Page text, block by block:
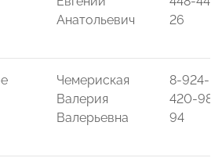
Анатольевич
26
Чемериская
Валерия
Валерьевна
8-924-
420-98-
94